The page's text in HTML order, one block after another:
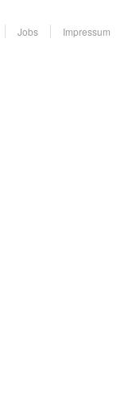
Jobs
Impressum